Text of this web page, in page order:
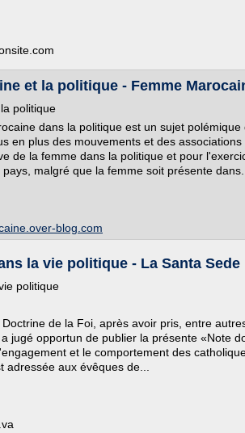
et la politique - Femme
politique
dans la politique est un sujet polémique
en plus des mouvements et des
de la femme dans la politique et pour
malgré que la femme soit présente dans...
blog.com
la vie politique - La Santa Sede
politique
de la Foi, après avoir pris, entre
jugé opportun de publier la présente «Note
et le comportement des
aux évêques de...